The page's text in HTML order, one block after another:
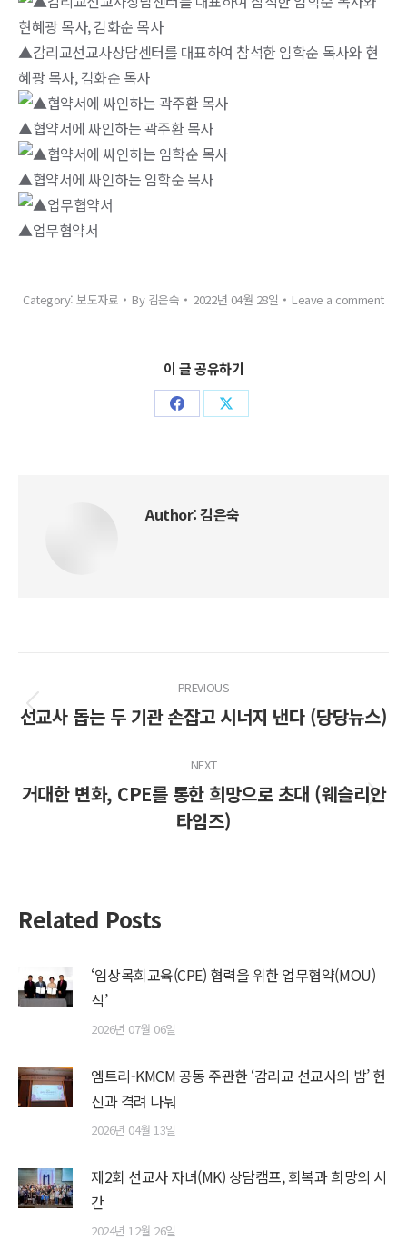
▲감리교선교사상담센터를 대표하여 참석한 임학순 목사와 현
혜광 목사, 김화순 목사
▲협약서에 싸인하는 곽주환 목사
▲협약서에 싸인하는 임학순 목사
▲업무협약서
Category:보도자료 By 김은숙 2022년 04월 28일 Leave a comment
이 글 공유하기
Share Share
Author:김은숙
navigation
PREVIOUS
Previous
선교사 돕는 두 기관 손잡고 시너지 낸다 (당당뉴스)
NEXT
Next
post:
거대한 변화, CPE를 통한 희망으로 초대 (웨슬리안
타임즈)
Related Posts
‘임상목회교육(CPE) 협력을 위한 업무협약(MOU)
식’
2026년 07월 06일
엠트리-KMCM 공동 주관한 ‘감리교 선교사의 밤’ 헌
신과 격려 나눠
2026년 04월 13일
제2회 선교사 자녀(MK) 상담캠프, 회복과 희망의 시
간
2024년 12월 26일